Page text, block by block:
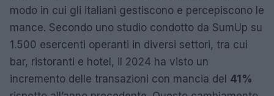
modo in cui gli italiani gestiscono e percepiscono le
mance. Secondo uno studio condotto da SumUp su
1.500 esercenti operanti in diversi settori, tra cui
bar, ristoranti e hotel, il 2024 ha visto un
incremento delle transazioni con mancia del 41%